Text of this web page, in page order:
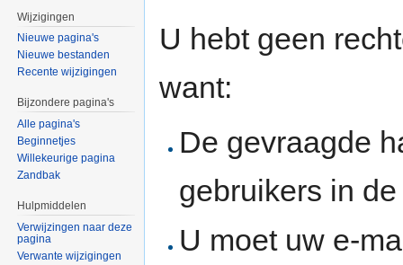
U hebt geen
want:
De gevraagde
gebruikers in
U moet uw e-
Wijzigingen
Nieuwe pagina's
Nieuwe bestanden
Recente wijzigingen
Bijzondere pagina's
Alle pagina's
Beginnetjes
Willekeurige pagina
Zandbak
Hulpmiddelen
Verwijzingen naar deze
pagina
Verwante wijzigingen